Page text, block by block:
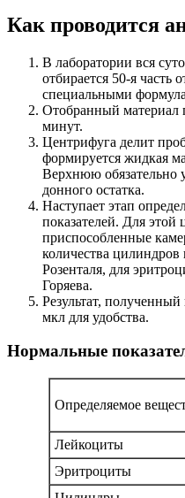
Как проводится
В лаборатории вся
отбирается 50-я часть
специальными
Отобранный материал
минут.
Центрифуга делит
формируется жидкая
Верхнюю обязательно
донного остатка.
Наступает этап
показателей. Для
приспособленные
количества цилиндров
Розенталя, для
Горяева.
Результат,
мкл для удобства.
Нормальные
Определяемое
Лейкоциты
Эритроциты